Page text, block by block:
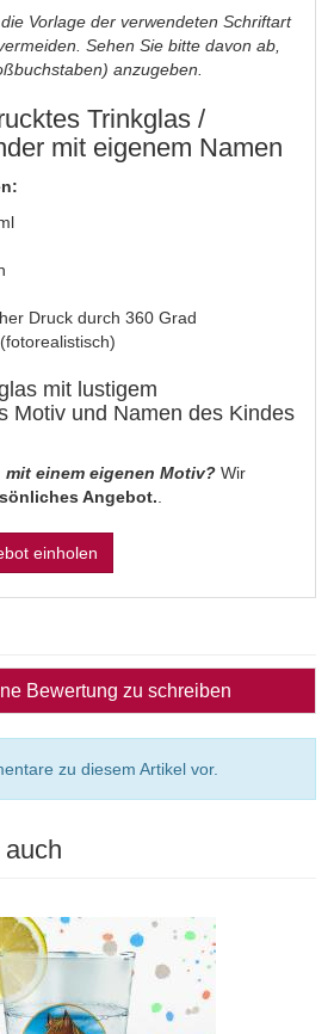
Vorlage der verwendeten Schriftart
Sehen Sie bitte davon ab,
anzugeben.
Trinkglas /
mit eigenem Namen
Druck durch 360 Grad
mit lustigem
Motiv und Namen des Kindes
mit einem eigenen Motiv? Wir
Angebot.
einholen
Bewertung zu schreiben
zu diesem Artikel vor.